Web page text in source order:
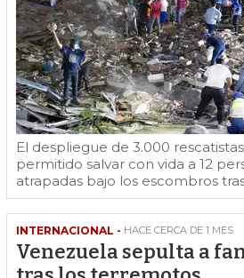
El despliegue de 3.000
permitido salvar con vida a 12
atrapadas bajo los escombros
INTERNACIONAL - HACE CERCA DE 1 MES
Venezuela sepulta a